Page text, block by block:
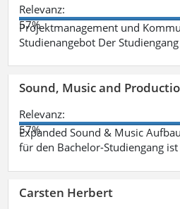
Relevanz:
57%
Projektmanagement und
Studienangebot Der
Sound, Music and
Relevanz:
57%
Expanded Sound & Music
für den Bachelor-Studiengang
Carsten Herbert